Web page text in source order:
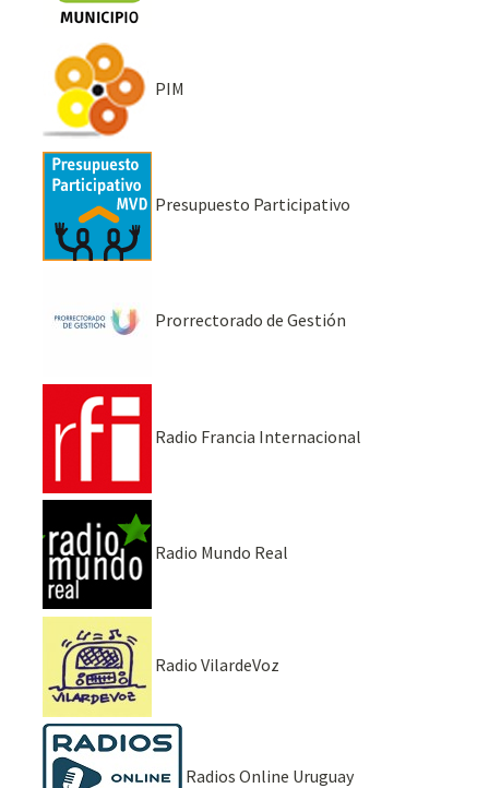
PIM
Presupuesto Participativo
Prorrectorado de Gestión
Radio Francia Internacional
Radio Mundo Real
Radio VilardeVoz
Radios Online Uruguay